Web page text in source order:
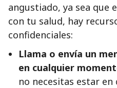
angustiado, ya sea que
con tu salud, hay
confidenciales:
Llama o envía un
en cualquier
no necesitas estar en